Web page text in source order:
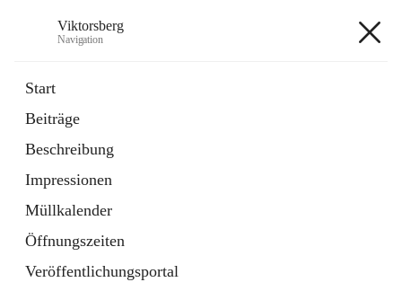
Viktorsberg
Navigation
Start
Beiträge
Beschreibung
Impressionen
Müllkalender
Öffnungszeiten
Veröffentlichungsportal
1 Schnellzugriff
Bürgerservice
10 Schnellzugriffe